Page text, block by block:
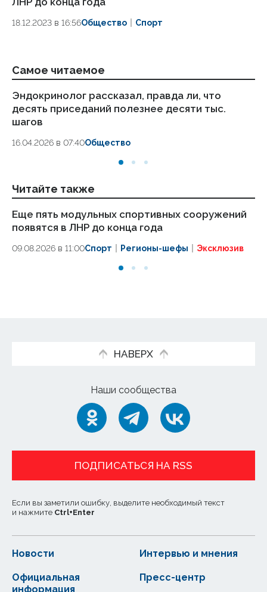
18.12.2023 в 16:56Общество Спорт
Самое читаемое
Эндокринолог рассказал, правда ли, что
десять приседаний полезнее десяти тыс.
шагов
16.04.2026 в 07:40Общество
Читайте также
Еще пять модульных спортивных сооружений
появятся в ЛНР до конца года
09.08.2026 в 11:00Спорт Регионы-шефы Эксклюзив
НАВЕРХ
Наши сообщества
ПОДПИСАТЬСЯ НА RSS
Если вы заметили ошибку, выделите необходимый текст
и нажмите Ctrl+Enter
Новости
Официальная
информация
Интервью и мнения
Пресс-центр